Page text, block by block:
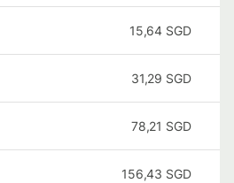
15,64 SGD
31,29 SGD
78,21 SGD
156,43 SGD